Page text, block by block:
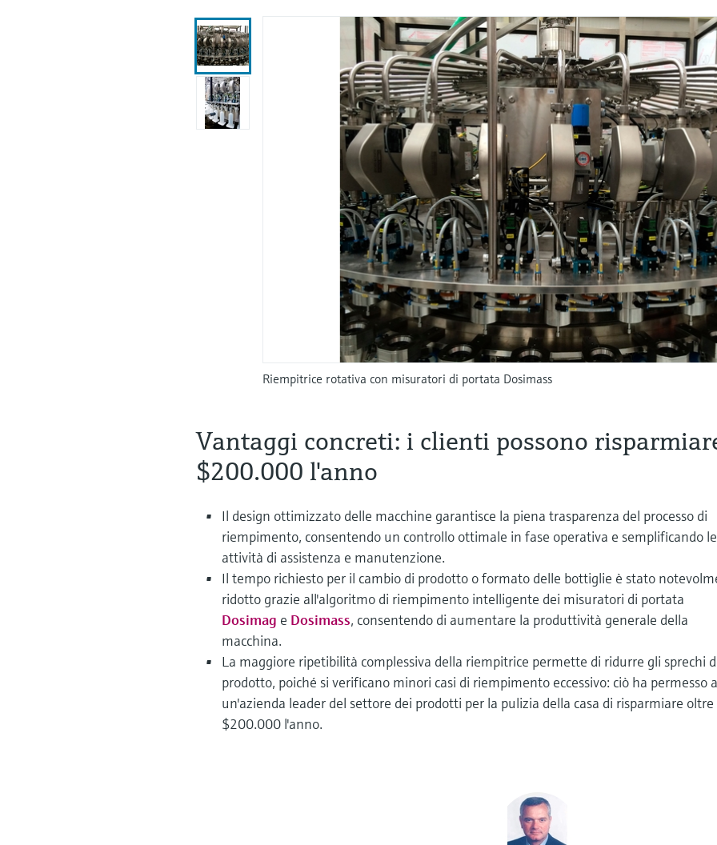
Riempitrice rotativa con misuratori di portata Dosimass
Vantaggi concreti: i clienti possono
$200.000 l'anno
Il design ottimizzato delle macchine garantisce la piena trasparenza del processo di
riempimento, consentendo un controllo ottimale in fase operativa e semplificando le
attività di assistenza e manutenzione.
Il tempo richiesto per il cambio di prodotto o formato delle bottiglie è stato
ridotto grazie all'algoritmo di riempimento intelligente dei misuratori di portata
Dosimag e Dosimass, consentendo di aumentare la produttività generale della
macchina.
La maggiore ripetibilità complessiva della riempitrice permette di ridurre gli sprechi
prodotto, poiché si verificano minori casi di riempimento eccessivo: ciò ha permesso
un'azienda leader del settore dei prodotti per la pulizia della casa di risparmiare oltre
$200.000 l'anno.